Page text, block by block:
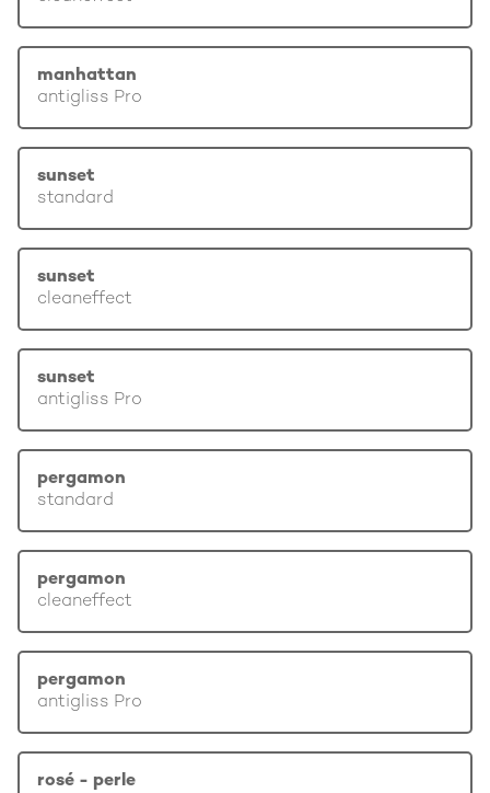
manhattan
antigliss Pro
sunset
standard
sunset
cleaneffect
sunset
antigliss Pro
pergamon
standard
pergamon
cleaneffect
pergamon
antigliss Pro
rosé - perle